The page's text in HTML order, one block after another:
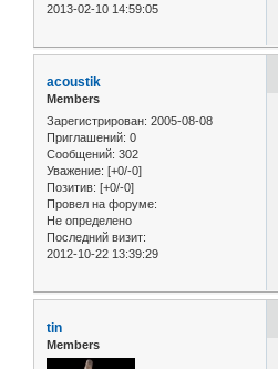
2013-02-10 14:59:05
acoustik
Members
Зарегистрирован: 2005-08-08
Приглашений: 0
Сообщений: 302
Уважение: [+0/-0]
Позитив: [+0/-0]
Провел на форуме:
Не определено
Последний визит:
2012-10-22 13:39:29
tin
Members